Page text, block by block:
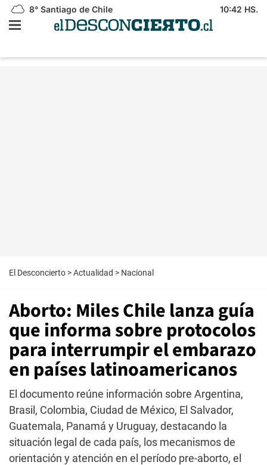
8° Santiago de Chile 10:42 HS.
El Desconcierto >Actualidad > Nacional
Aborto: Miles Chile lanza guía
que informa sobre protocolos
para interrumpir el embarazo
en países latinoamericanos
El documento reúne información sobre Argentina,
Brasil, Colombia, Ciudad de México, El Salvador,
Guatemala, Panamá y Uruguay, destacando la
situación legal de cada país, los mecanismos de
orientación y atención en el período pre-aborto, el